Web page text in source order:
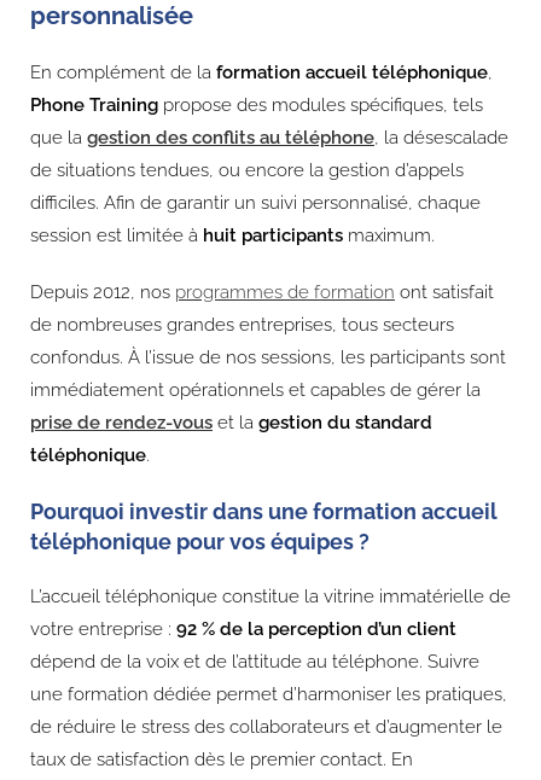
personnalisée
En complément de la formation accueil téléphonique,
Phone Training propose des modules spécifiques, tels
que la gestion des conflits au téléphone, la désescalade
de situations tendues, ou encore la gestion d’appels
difficiles. Afin de garantir un suivi personnalisé, chaque
session est limitée à huit participants maximum.
Depuis 2012, nos programmes de formation ont satisfait
de nombreuses grandes entreprises, tous secteurs
confondus. À l’issue de nos sessions, les participants sont
immédiatement opérationnels et capables de gérer la
prise de rendez-vous et la gestion du standard
téléphonique.
Pourquoi investir dans une formation accueil
téléphonique pour vos équipes ?
L’accueil téléphonique constitue la vitrine immatérielle de
votre entreprise : 92 % de la perception d’un client
dépend de la voix et de l’attitude au téléphone. Suivre
une formation dédiée permet d’harmoniser les pratiques,
de réduire le stress des collaborateurs et d’augmenter le
taux de satisfaction dès le premier contact. En